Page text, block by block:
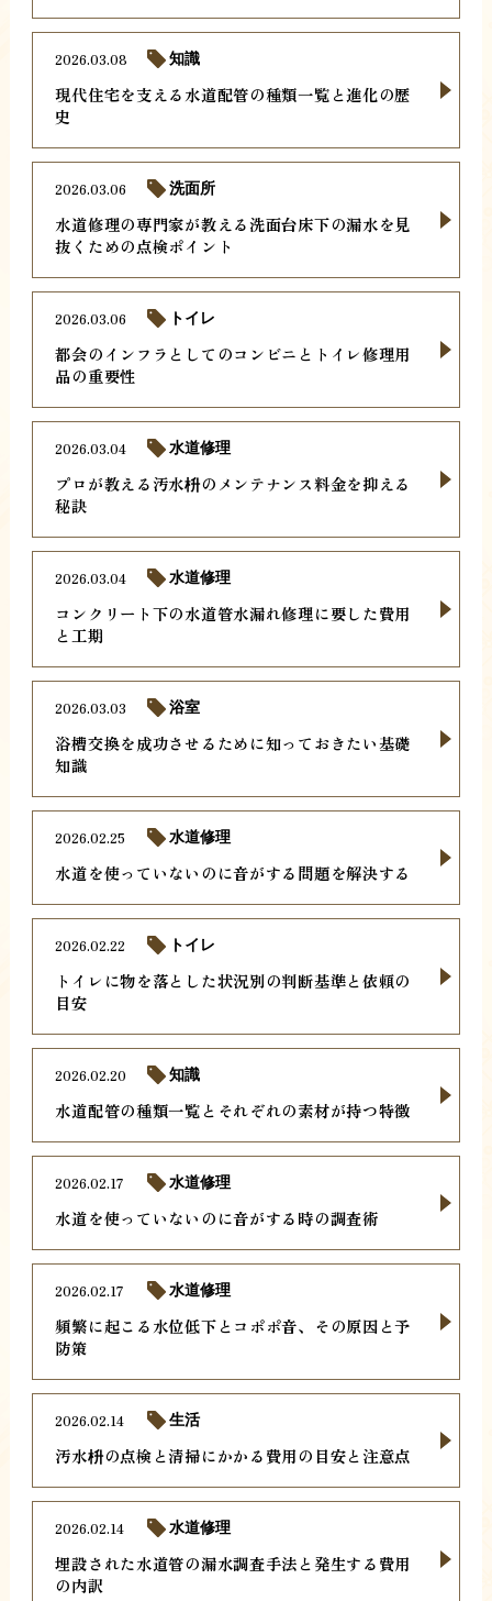
現代住宅を支える水道配管の種類一覧と進化の歴
史
2026.03.08 知識
水道修理の専門家が教える洗面台床下の漏水を見
抜くための点検ポイント
2026.03.06 洗面所
都会のインフラとしてのコンビニとトイレ修理用
品の重要性
2026.03.06 トイレ
プロが教える汚水枡のメンテナンス料金を抑える
秘訣
2026.03.04 水道修理
コンクリート下の水道管水漏れ修理に要した費用
と工期
2026.03.04 水道修理
浴槽交換を成功させるために知っておきたい基礎
知識
2026.03.03 浴室
水道を使っていないのに音がする問題を解決する
2026.02.25 水道修理
トイレに物を落とした状況別の判断基準と依頼の
目安
2026.02.22 トイレ
水道配管の種類一覧とそれぞれの素材が持つ特徴
2026.02.20 知識
水道を使っていないのに音がする時の調査術
2026.02.17 水道修理
頻繁に起こる水位低下とコポポ音、その原因と予
防策
2026.02.17 水道修理
汚水枡の点検と清掃にかかる費用の目安と注意点
2026.02.14 生活
埋設された水道管の漏水調査手法と発生する費用
の内訳
2026.02.14 水道修理